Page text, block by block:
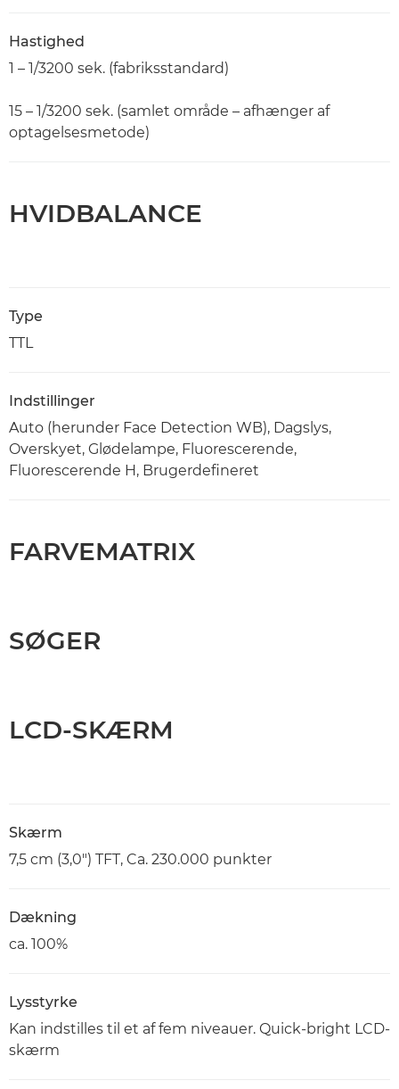
Hastighed
1 – 1/3200 sek. (fabriksstandard)
15 – 1/3200 sek. (samlet område – afhænger af
optagelsesmetode)
HVIDBALANCE
Type
TTL
Indstillinger
Auto (herunder Face Detection WB), Dagslys,
Overskyet, Glødelampe, Fluorescerende,
Fluorescerende H, Brugerdefineret
FARVEMATRIX
SØGER
LCD-SKÆRM
Skærm
7,5 cm (3,0") TFT, Ca. 230.000 punkter
Dækning
ca. 100%
Lysstyrke
Kan indstilles til et af fem niveauer. Quick-bright LCD-
skærm